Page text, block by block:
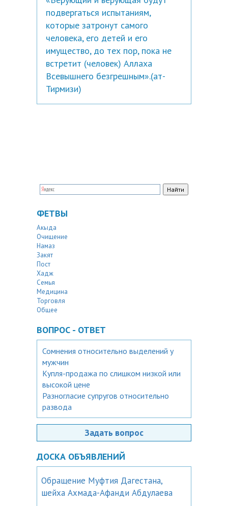
подвергаться испытаниям,
которые затронут самого
человека, его детей и его
имущество, до тех пор, пока не
встретит (человек) Аллаха
Всевышнего безгрешным».(ат-
Тирмизи)
ФЕТВЫ
Акыда
Очищение
Намаз
Закят
Пост
Хадж
Семья
Медицина
Торговля
Общее
ВОПРОС - ОТВЕТ
Сомнения относительно выделений у
мужчин
Купля-продажа по слишком низкой или
высокой цене
Разногласие супругов относительно
развода
Задать вопрос
ДОСКА ОБЪЯВЛЕНИЙ
Обращение Муфтия Дагестана,
шейха Ахмада-Афанди Абдулаева